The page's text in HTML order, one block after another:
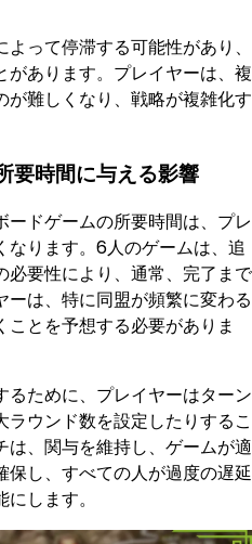
って停滞する可能性があり、
あります。プレイヤーは、複
難しくなり、戦略が複雑化す
要時間に与える影響
ドゲームの所要時間は、プレ
なります。6人のゲームは、追
要性により、通常、完了まで
は、特に同盟が頻繁に変わる
とを予想する必要がありま
ために、プレイヤーはターン
ウンド数を設定したりするこ
は、関与を維持し、ゲームが適
し、すべての人が過度の遅延
します。